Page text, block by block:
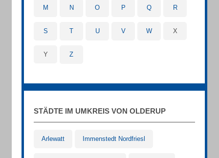
M N O P Q R
S T U V W X
Y Z
STÄDTE IM UMKREIS VON OLDERUP
Arlewatt Immenstedt Nordfriesl